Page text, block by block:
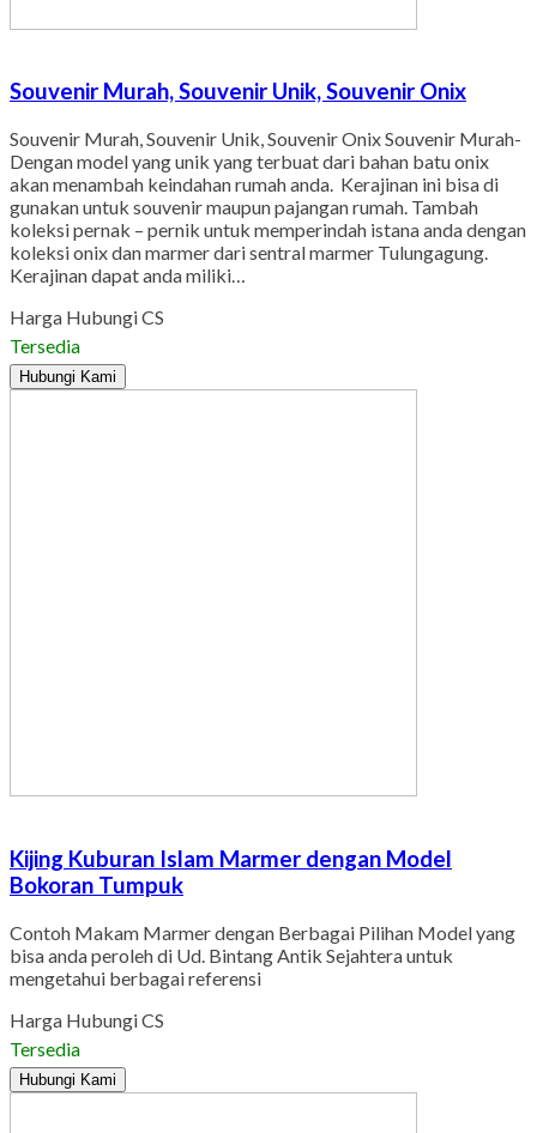
Souvenir Murah, Souvenir Unik, Souvenir Onix
Souvenir Murah, Souvenir Unik, Souvenir Onix Souvenir Murah-
Dengan model yang unik yang terbuat dari bahan batu onix
akan menambah keindahan rumah anda. Kerajinan ini bisa di
gunakan untuk souvenir maupun pajangan rumah. Tambah
koleksi pernak – pernik untuk memperindah istana anda dengan
koleksi onix dan marmer dari sentral marmer Tulungagung.
Kerajinan dapat anda miliki…
Harga Hubungi CS
Tersedia
Hubungi Kami
Kijing Kuburan Islam Marmer dengan Model
Bokoran Tumpuk
Contoh Makam Marmer dengan Berbagai Pilihan Model yang
bisa anda peroleh di Ud. Bintang Antik Sejahtera untuk
mengetahui berbagai referensi
Harga Hubungi CS
Tersedia
Hubungi Kami